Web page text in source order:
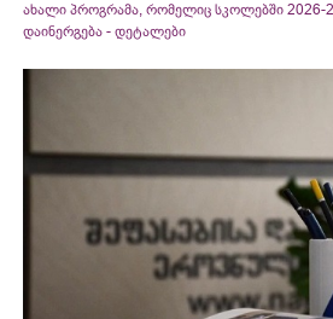
ახალი პროგრამა, რომელიც სკოლებში 2026-
დაინერგება - დეტალები